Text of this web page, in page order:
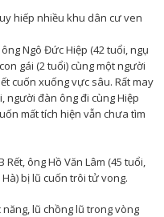
Ngô Đức Hiệp (42 tuổi, ngụ
gái (2 tuổi) cùng một người
cuốn xuống vực sâu. Rất may
đàn ông đi cùng Hiệp
mất tích hiện vẫn chưa tìm
ông Hồ Văn Lâm (45 tuổi,
bị lũ cuốn trôi tử vong.
lũ chồng lũ trong vòng